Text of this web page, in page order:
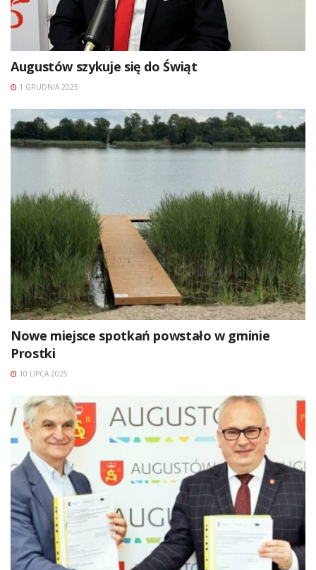
Augustów szykuje się do Świąt
1 GRUDNIA 2025
Nowe miejsce spotkań powstało w gminie
Prostki
10 LIPCA 2025